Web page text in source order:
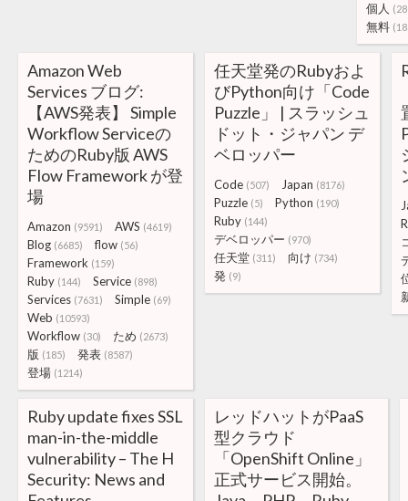
個人
無料
Amazon Web
Services ブログ:
【AWS発表】 Simple
Workflow Serviceの
ためのRuby版 AWS
Flow Framework が登
場
Amazon (9591) AWS (4619)
Blog (6685) flow (56)
Framework (159)
Ruby (144) Service (898)
Services (7631) Simple (69)
Web (10593)
Workflow (30) ため (2673)
版 (185) 発表 (8587)
登場 (1214)
任天堂発のRubyおよ
びPython向け「Code
Puzzle」 | スラッシュ
ドット・ジャパン デ
ベロッパー
Code (507) Japan (8176)
Puzzle (5) Python (190)
Ruby (144)
デベロッパー (970)
任天堂 (311) 向け (734)
発 (9)
Ruby update fixes SSL
man-in-the-middle
vulnerability – The H
Security: News and
レッドハットがPaaS
型クラウド
「OpenShift Online」
正式サービス開始。